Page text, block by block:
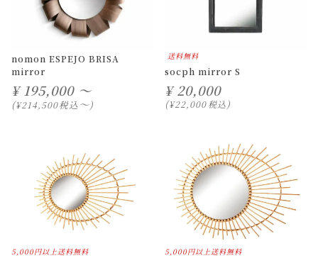
nomon ESPEJO BRISA
mirror
¥ 195,000 ～
¥214,500税込〜
送料無料
socph mirror S
¥ 20,000
¥22,000税込
5,000円以上送料無料 5,000円以上送料無料